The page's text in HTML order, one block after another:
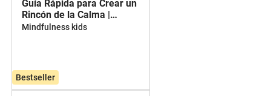
Guía Rápida para Crear un
Rincón de la Calma |
Primaria
Mindfulness kids
Gratuito
Bestseller